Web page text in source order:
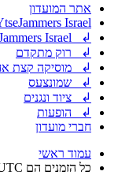
אתר המועדון
Israel
↲ The Theatre of YtseJammers Israel
↲ רוק מתקדם
↲ מוסיקה קצת
↲ שמונצעס
↲ ציוד ונגנים
↲ הופעות
חברי מועדון
עמוד ראשי
כל הזמנים הם